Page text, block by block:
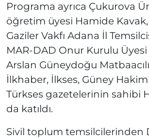
Programa ayrıca Çukurova
öğretim üyesi Hamide
Gaziler Vakfı Adana İl
MAR-DAD Onur Kurulu Üyesi
Arslan Güneydoğu
İlkhaber, İlkses, Güney
Türkses gazetelerinin sahibi
da katıldı.
Sivil toplum temsilcilerinden